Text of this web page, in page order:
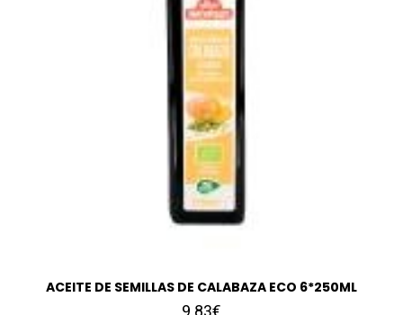
ACEITE DE SEMILLAS DE CALABAZA ECO 6*250ML